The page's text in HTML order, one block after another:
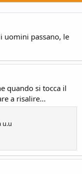
uomini passano, le
quando si tocca il
a risalire...
u.u